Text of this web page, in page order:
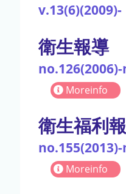
v.13(6)(2009)-
衛生報導
Moreinfo
衛生福利
Moreinfo